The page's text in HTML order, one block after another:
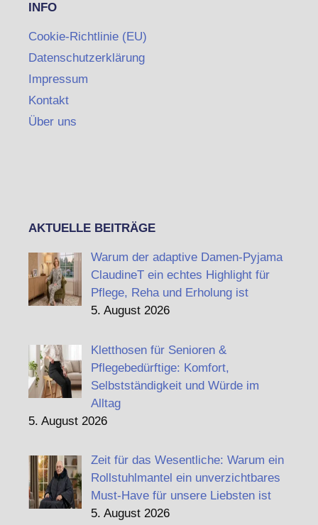
INFO
Cookie-Richtlinie (EU)
Datenschutzerklärung
Impressum
Kontakt
Über uns
AKTUELLE BEITRÄGE
Warum der adaptive Damen-Pyjama
ClaudineT ein echtes Highlight für
Pflege, Reha und Erholung ist
5. August 2026
Kletthosen für Senioren &
Pflegebedürftige: Komfort,
Selbstständigkeit und Würde im
Alltag
5. August 2026
Zeit für das Wesentliche: Warum ein
Rollstuhlmantel ein unverzichtbares
Must-Have für unsere Liebsten ist
5. August 2026